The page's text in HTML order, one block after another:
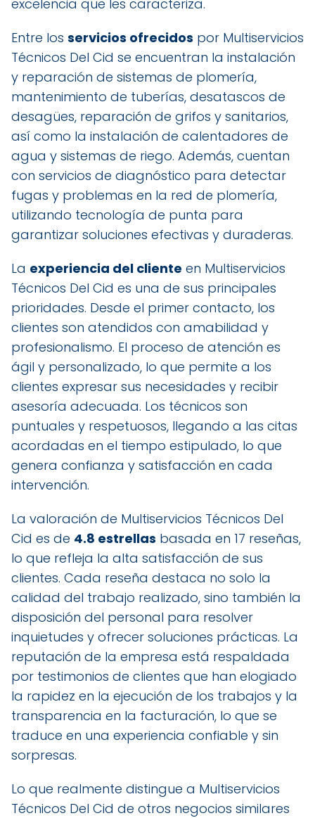
excelencia que les caracteriza.
Entre los servicios ofrecidos por Multiservicios
Técnicos Del Cid se encuentran la instalación
y reparación de sistemas de plomería,
mantenimiento de tuberías, desatascos de
desagües, reparación de grifos y sanitarios,
así como la instalación de calentadores de
agua y sistemas de riego. Además, cuentan
con servicios de diagnóstico para detectar
fugas y problemas en la red de plomería,
utilizando tecnología de punta para
garantizar soluciones efectivas y duraderas.
La experiencia del cliente en Multiservicios
Técnicos Del Cid es una de sus principales
prioridades. Desde el primer contacto, los
clientes son atendidos con amabilidad y
profesionalismo. El proceso de atención es
ágil y personalizado, lo que permite a los
clientes expresar sus necesidades y recibir
asesoría adecuada. Los técnicos son
puntuales y respetuosos, llegando a las citas
acordadas en el tiempo estipulado, lo que
genera confianza y satisfacción en cada
intervención.
La valoración de Multiservicios Técnicos Del
Cid es de 4.8 estrellas basada en 17 reseñas,
lo que refleja la alta satisfacción de sus
clientes. Cada reseña destaca no solo la
calidad del trabajo realizado, sino también la
disposición del personal para resolver
inquietudes y ofrecer soluciones prácticas. La
reputación de la empresa está respaldada
por testimonios de clientes que han elogiado
la rapidez en la ejecución de los trabajos y la
transparencia en la facturación, lo que se
traduce en una experiencia confiable y sin
sorpresas.
Lo que realmente distingue a Multiservicios
Técnicos Del Cid de otros negocios similares